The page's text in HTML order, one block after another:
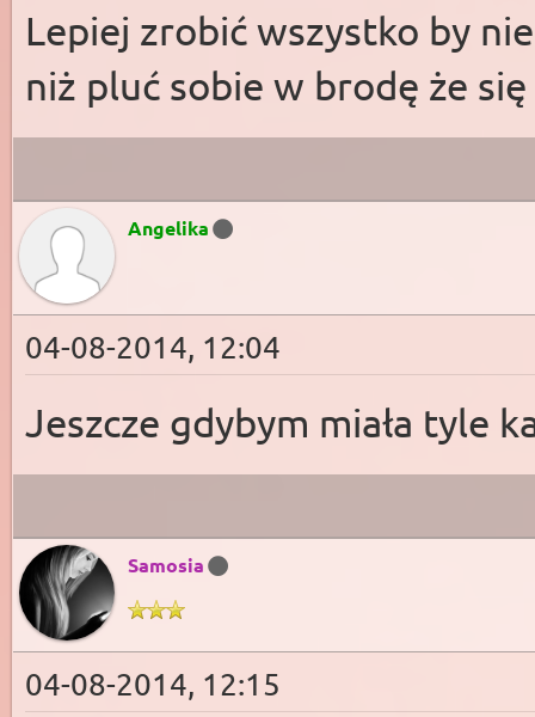
Lepiej zrobić wszystko by
niż pluć sobie w brodę że
Angelika
04-08-2014, 12:04
Jeszcze gdybym miała tyle
Samosia
04-08-2014, 12:15